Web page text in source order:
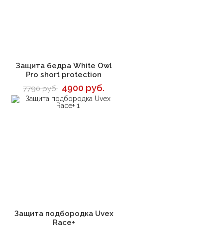
В корзину
Защита бедра White Owl
Pro short protection
7790 руб. 4900 руб.
В корзину
Защита подбородка Uvex
Race+